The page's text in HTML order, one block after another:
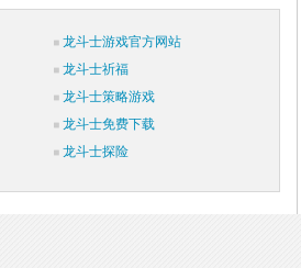
龙斗士游戏官方网站
龙斗士祈福
龙斗士策略游戏
龙斗士免费下载
龙斗士探险